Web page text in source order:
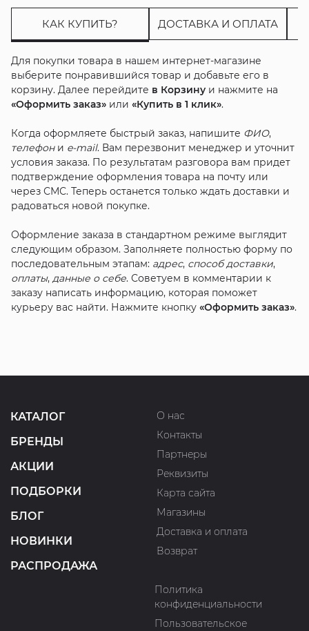
КАК КУПИТЬ? ДОСТАВКА И ОПЛАТА
Для покупки товара в нашем интернет-магазине
выберите понравившийся товар и добавьте его в
корзину. Далее перейдите в Корзинуи нажмите на
«Оформить заказ»или «Купить в 1 клик».
Когда оформляете быстрый заказ, напишите ФИО,
телефони e-mail. Вам перезвонит менеджер и уточнит
условия заказа. По результатам разговора вам придет
подтверждение оформления товара на почту или
через СМС. Теперь останется только ждать доставки и
радоваться новой покупке.
Оформление заказа в стандартном режиме выглядит
следующим образом. Заполняете полностью форму по
последовательным этапам: адрес, способ доставки,
оплаты, данные о себе. Советуем в комментарии к
заказу написать информацию, которая поможет
курьеру вас найти. Нажмите кнопку «Оформить заказ».
КАТАЛОГ
БРЕНДЫ
АКЦИИ
ПОДБОРКИ
БЛОГ
НОВИНКИ
РАСПРОДАЖА
О нас
Контакты
Партнеры
Реквизиты
Карта сайта
Магазины
Доставка и оплата
Возврат
Политика
конфиденциальности
Пользовательское